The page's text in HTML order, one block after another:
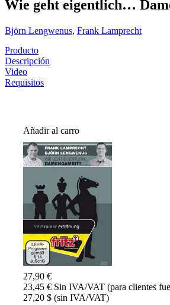
Wie geht eigentlich…
Björn Lengwenus, Frank Lamprecht
Producto
Descripción
Video
Requisitos
Añadir al carro
27,90 €
23,45 € Sin IVA/VAT (para clientes
27,20 $ (sin IVA/VAT)